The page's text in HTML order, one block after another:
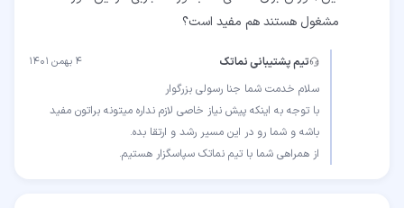
مشغول هستند هم مفید است؟
تیم پشتیبانی نماتک ۴ بهمن ۱۴۰۱
با توجه به اینکه پیش نیاز خاصی لازم نداره میتونه براتون مفید
از همراهی شما با تیم نماتک سپاسگزار هستیم.